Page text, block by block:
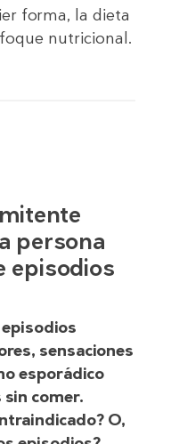
forma, la dieta
nutricional.
persona
episodios
episodios
sensaciones
esporádico
sin comer.
O,